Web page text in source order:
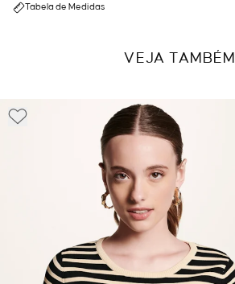
Tabela de Medidas
VEJA TAMBÉM